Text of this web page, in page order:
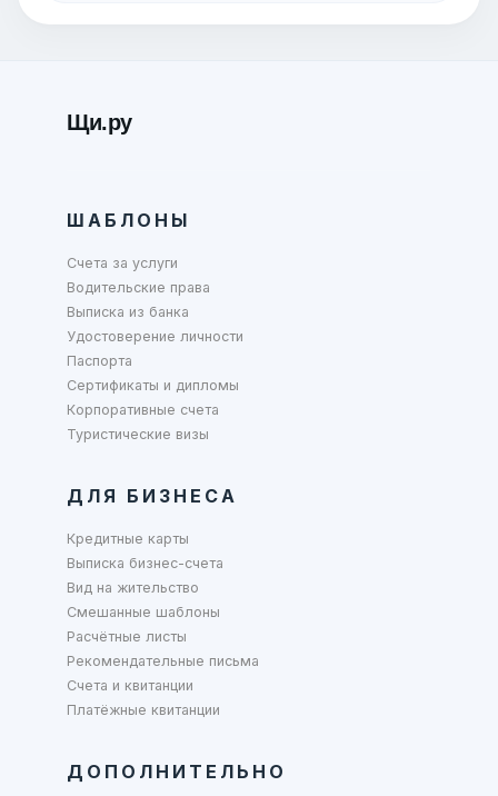
Щи.ру
ШАБЛОНЫ
Счета за услуги
Водительские права
Выписка из банка
Удостоверение личности
Паспорта
Сертификаты и дипломы
Корпоративные счета
Туристические визы
ДЛЯ БИЗНЕСА
Кредитные карты
Выписка бизнес-счета
Вид на жительство
Смешанные шаблоны
Расчётные листы
Рекомендательные письма
Счета и квитанции
Платёжные квитанции
ДОПОЛНИТЕЛЬНО